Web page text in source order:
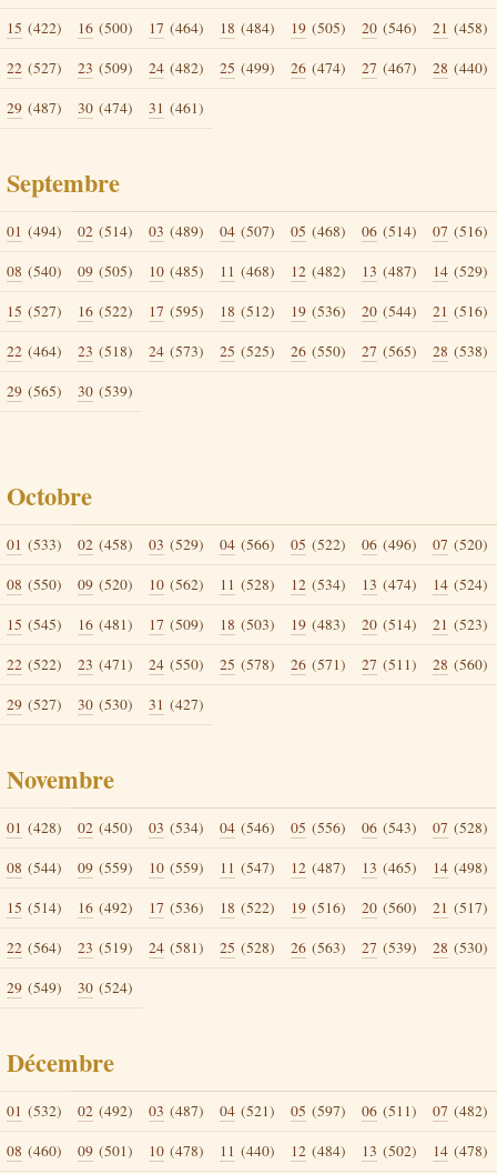
15 (422) 16 (500) 17 (464) 18 (484) 19 (505) 20 (546) 21 (458)
22 (527) 23 (509) 24 (482) 25 (499) 26 (474) 27 (467) 28 (440)
29 (487) 30 (474) 31 (461)
Septembre
01 (494) 02 (514) 03 (489) 04 (507) 05 (468) 06 (514) 07 (516)
08 (540) 09 (505) 10 (485) 11 (468) 12 (482) 13 (487) 14 (529)
15 (527) 16 (522) 17 (595) 18 (512) 19 (536) 20 (544) 21 (516)
22 (464) 23 (518) 24 (573) 25 (525) 26 (550) 27 (565) 28 (538)
29 (565) 30 (539)
Octobre
01 (533) 02 (458) 03 (529) 04 (566) 05 (522) 06 (496) 07 (520)
08 (550) 09 (520) 10 (562) 11 (528) 12 (534) 13 (474) 14 (524)
15 (545) 16 (481) 17 (509) 18 (503) 19 (483) 20 (514) 21 (523)
22 (522) 23 (471) 24 (550) 25 (578) 26 (571) 27 (511) 28 (560)
29 (527) 30 (530) 31 (427)
Novembre
01 (428) 02 (450) 03 (534) 04 (546) 05 (556) 06 (543) 07 (528)
08 (544) 09 (559) 10 (559) 11 (547) 12 (487) 13 (465) 14 (498)
15 (514) 16 (492) 17 (536) 18 (522) 19 (516) 20 (560) 21 (517)
22 (564) 23 (519) 24 (581) 25 (528) 26 (563) 27 (539) 28 (530)
29 (549) 30 (524)
Décembre
01 (532) 02 (492) 03 (487) 04 (521) 05 (597) 06 (511) 07 (482)
08 (460) 09 (501) 10 (478) 11 (440) 12 (484) 13 (502) 14 (478)